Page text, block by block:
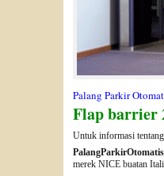
Palang Parkir
Flap barrier
Untuk informasi
merek NICE buatan